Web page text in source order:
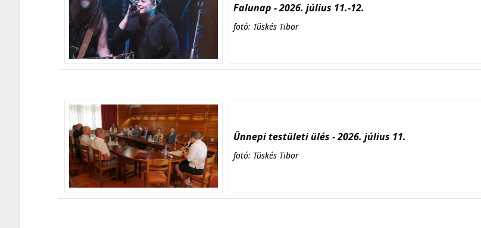
Falunap - 2026. július 11.-12.
fotó: Tüskés Tibor
Ünnepi testületi ülés - 2026. július 11.
fotó: Tüskés Tibor